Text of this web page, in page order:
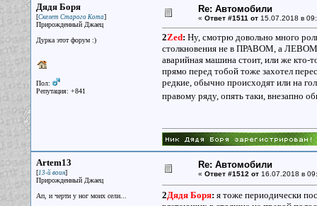
Дядя Боря
[Скелет Старого Кота]
Прирожденный Джаец
Дурка этот форум :)
Пол:
Репутация: +841
Re: Автомобили
« Ответ #1511 от15.07.2018 в
2Zed: Ну, смотрю довольно много
столкновения не в ПРАВОМ, а ЛЕВОМ
аварийная машина стоит, или же кто-
прямо перед тобой тоже захотел
редкие, обычно происходят или на
правому ряду, опять таки, внезапно
Artem13
[13-й воин]
Прирожденный Джаец
Ап, и черти у ног моих сели...
Re: Автомобили
« Ответ #1512 от16.07.2018 в
2Дядя Боря: я тоже периодически